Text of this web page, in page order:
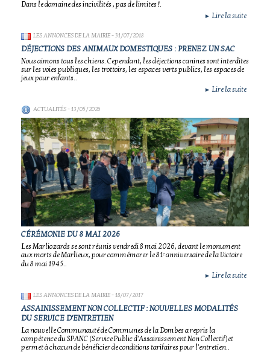
Dans le domaine des incivilités , pas de limites !.
► Lire la suite
LES ANNONCES DE LA MAIRIE- 31/07/2018
DÉJECTIONS DES ANIMAUX DOMESTIQUES : PRENEZ UN SAC
Nous aimons tous les chiens. Cependant, les déjections canines sont interdites
sur les voies publiques, les trottoirs, les espaces verts publics, les espaces de
jeux pour enfants..
► Lire la suite
ACTUALITÉS- 13/05/2026
CÉRÉMONIE DU 8 MAI 2026
Les Marliozards se sont réunis vendredi 8 mai 2026, devant le monument
aux morts de Marlieux, pour commémorer le 81ᵉ anniversaire de la Victoire
du 8 mai 1945..
► Lire la suite
LES ANNONCES DE LA MAIRIE- 18/07/2017
ASSAINISSEMENT NON COLLECTIF : NOUVELLES MODALITÉS
DU SERVICE D'ENTRETIEN
La nouvelle Communauté de Communes de la Dombes a repris la
compétence du SPANC (Service Public d'Assainissement Non Collectif)et
permet à chacun de bénéficier de conditions tarifaires pour l'entretien..